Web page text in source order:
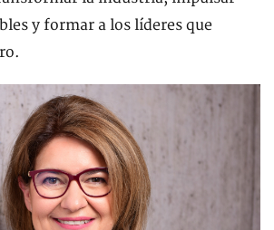
y formar a los líderes que